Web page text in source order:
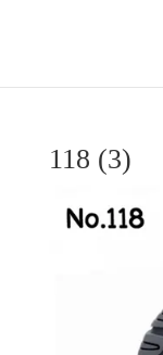
118 (3)